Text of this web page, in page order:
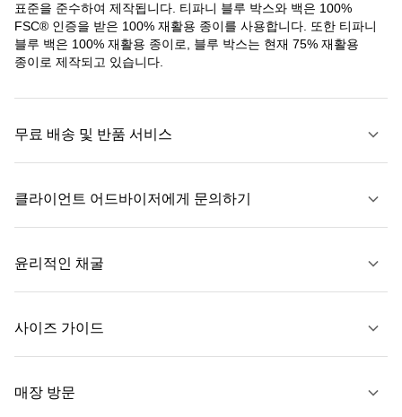
표준을 준수하여 제작됩니다. 티파니 블루 박스와 백은 100%
FSC® 인증을 받은 100% 재활용 종이를 사용합니다. 또한 티파니
블루 백은 100% 재활용 종이로, 블루 박스는 현재 75% 재활용
종이로 제작되고 있습니다.
무료 배송 및 반품 서비스
자세히 보기
클라이언트 어드바이저에게 문의하기
윤리적인 채굴
사이즈 가이드
매장 방문